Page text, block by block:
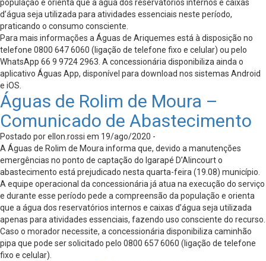
população e orienta que a água dos reservatórios internos e caixas
d’água seja utilizada para atividades essenciais neste período,
praticando o consumo consciente.
Para mais informações a Águas de Ariquemes está à disposição no
telefone 0800 647 6060 (ligação de telefone fixo e celular) ou pelo
WhatsApp 66 9 9724 2963. A concessionária disponibiliza ainda o
aplicativo Águas App, disponível para download nos sistemas Android
e iOS.
Águas de Rolim de Moura –
Comunicado de Abastecimento
Postado por ellon.rossi em 19/ago/2020 -
A Águas de Rolim de Moura informa que, devido a manutenções
emergências no ponto de captação do Igarapé D’Alincourt o
abastecimento está prejudicado nesta quarta-feira (19.08) município.
A equipe operacional da concessionária já atua na execução do serviço
e durante esse período pede a compreensão da população e orienta
que a água dos reservatórios internos e caixas d’água seja utilizada
apenas para atividades essenciais, fazendo uso consciente do recurso.
Caso o morador necessite, a concessionária disponibiliza caminhão
pipa que pode ser solicitado pelo 0800 657 6060 (ligação de telefone
fixo e celular).